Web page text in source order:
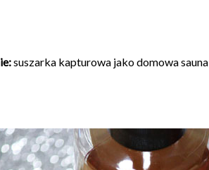
suszarka kapturowa jako domowa sauna